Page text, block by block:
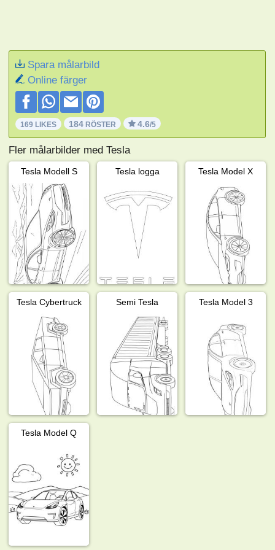
Spara målarbild
Online färger
169 LIKES 184 RÖSTER 4.6/5
Fler målarbilder med Tesla
Tesla Modell S Tesla logga Tesla Model X
Tesla Cybertruck Semi Tesla Tesla Model 3
Tesla Model Q